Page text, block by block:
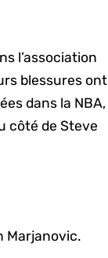
l’association
blessures ont
dans la NBA,
côté de Steve
Marjanovic.